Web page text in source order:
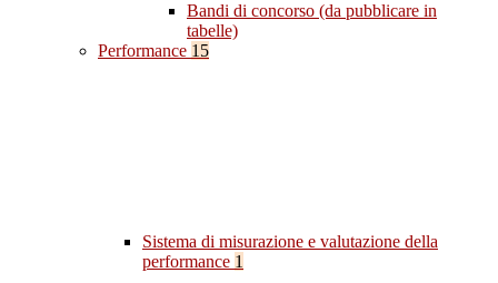
Bandi di concorso (da pubblicare in
tabelle)
Performance 15
Sistema di misurazione e valutazione della
performance 1